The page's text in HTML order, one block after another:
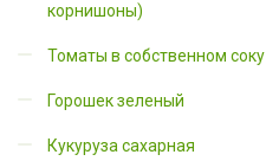
корнишоны)
Томаты в собственном соку
Горошек зеленый
Кукуруза сахарная